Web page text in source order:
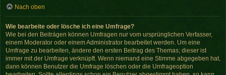
Nach oben
Wie bearbeite oder lösche ich eine Umfrage?
Wie bei den Beiträgen können Umfragen nur vom ursprünglichen Verfasser,
einem Moderator oder einem Administrator bearbeitet werden. Um eine
Umfrage zu bearbeiten, ändere den ersten Beitrag des Themas; dieser ist
immer mit der Umfrage verknüpft. Wenn niemand eine Stimme abgegeben hat,
dann können Benutzer die Umfrage löschen oder die Umfrageoption